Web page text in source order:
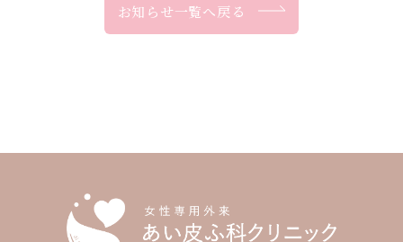
お知らせ一覧へ戻る